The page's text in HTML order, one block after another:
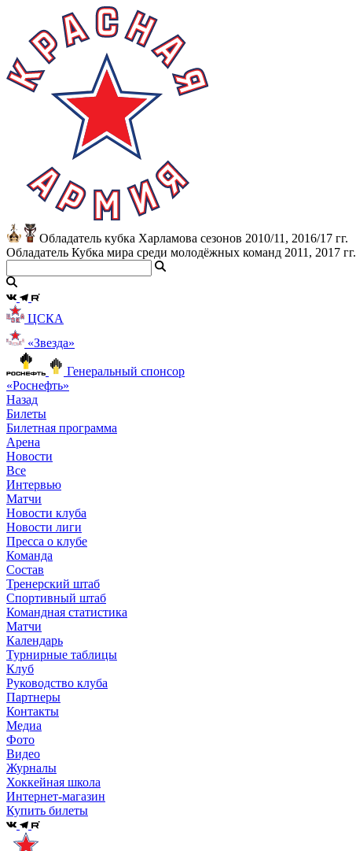
Обладатель кубка Харламова сезонов 2010/11, 2016/17 гг.
Обладатель Кубка мира среди молодёжных команд 2011, 2017 гг.
ЦСКА
«Звезда»
Генеральный спонсор
«Роснефть»
Назад
Билеты
Билетная программа
Арена
Новости
Все
Интервью
Матчи
Новости клуба
Новости лиги
Пресса о клубе
Команда
Состав
Тренерский штаб
Спортивный штаб
Командная статистика
Матчи
Календарь
Турнирные таблицы
Клуб
Руководство клуба
Партнеры
Контакты
Медиа
Фото
Видео
Журналы
Хоккейная школа
Интернет-магазин
Купить билеты